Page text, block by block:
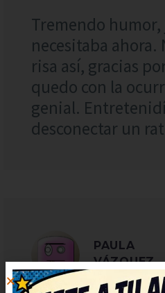
Tremendo
necesitaba ahora.
risa así, gracias
quedo con la
genial.
desconectar un
PAULA
VÁZQUEZ